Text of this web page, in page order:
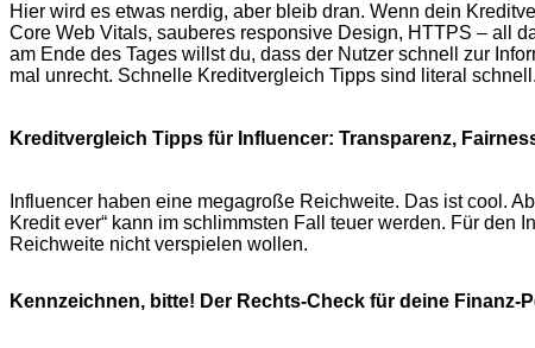
Hier wird es etwas nerdig, aber bleib dran. Wenn dein
Core Web Vitals, sauberes responsive Design, HTTPS – all
am Ende des Tages willst du, dass der Nutzer schnell zur
mal unrecht. Schnelle Kreditvergleich Tipps sind literal
Kreditvergleich Tipps für Influencer: Transparenz,
Influencer haben eine megagroße Reichweite. Das ist cool.
Kredit ever“ kann im schlimmsten Fall teuer werden. Für
Reichweite nicht verspielen wollen.
Kennzeichnen, bitte! Der Rechts-Check für deine Finanz-